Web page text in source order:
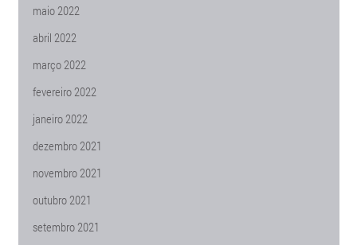
maio 2022
abril 2022
março 2022
fevereiro 2022
janeiro 2022
dezembro 2021
novembro 2021
outubro 2021
setembro 2021